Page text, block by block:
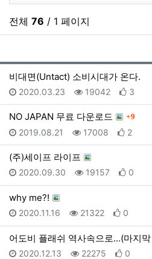
전체 76 / 1 페이지
비대면(Untact) 소비시대가 온다.
등록일
2020.03.23 조회
19042 추천
3
NO JAPAN 무료 다운로드 댓글
9
등록일
2019.08.21 조회
17008 추천
2
(주)세이프 라이프
등록일
2020.09.30 조회
19157 추천
0
why me?!
등록일
2020.11.16 조회
21322 추천
0
어도비 플래쉬 역사속으로...(마지
등록일
2020.12.13 조회
22275 추천
0